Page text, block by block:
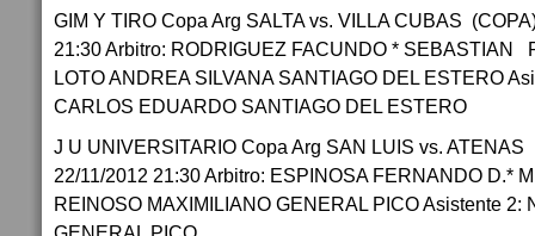
GIM Y TIRO Copa Arg SALTA vs. VILLA CUBAS
21:30 Arbitro: RODRIGUEZ FACUNDO * SEBASTIAN
LOTO ANDREA SILVANA SANTIAGO DEL ESTERO
CARLOS EDUARDO SANTIAGO DEL ESTERO
J U UNIVERSITARIO Copa Arg SAN LUIS vs.
22/11/2012 21:30 Arbitro: ESPINOSA FERNANDO D.*
REINOSO MAXIMILIANO GENERAL PICO Asistente 2: